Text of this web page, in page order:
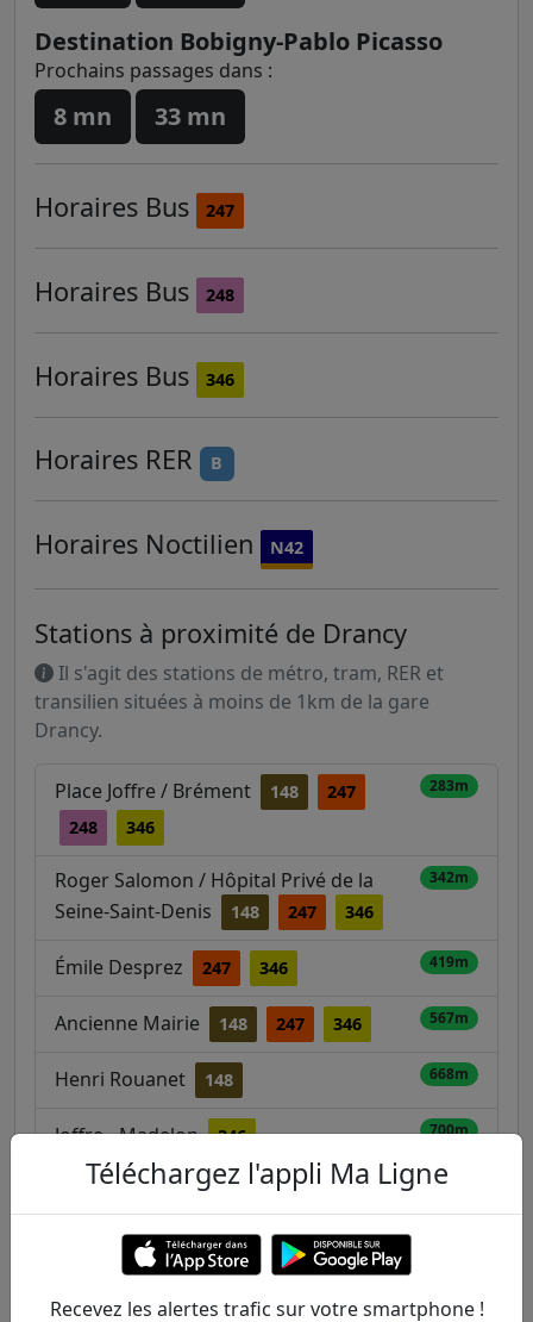
Destination Bobigny-Pablo Picasso
Prochains passages dans :
8 mn 33 mn
Horaires Bus 247
Horaires Bus 248
Horaires Bus 346
Horaires RER B
Horaires Noctilien N42
Stations à proximité de Drancy
Il s'agit des stations de métro, tram, RER et
transilien situées à moins de 1km de la gare
Drancy.
Place Joffre / Brément 148
247
248
346
283m
Roger Salomon / Hôpital Privé de la
Seine-Saint-Denis
148 247 346
342m
Émile Desprez 247 346 419m
Ancienne Mairie 148 247 346 567m
Henri Rouanet 148 668m
Joffre - Madelon 346 700m
Hôtel de Ville / Mairie 148
247
797m
Stade Charles Sage 247 248
Téléchargez l'appli Ma Ligne
Recevez les alertes trafic sur votre smartphone !